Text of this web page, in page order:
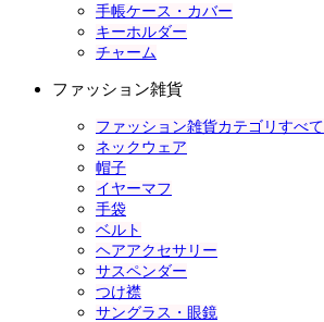
手帳ケース・カバー
キーホルダー
チャーム
ファッション雑貨
ファッション雑貨カテゴリすべて
ネックウェア
帽子
イヤーマフ
手袋
ベルト
ヘアアクセサリー
サスペンダー
つけ襟
サングラス・眼鏡